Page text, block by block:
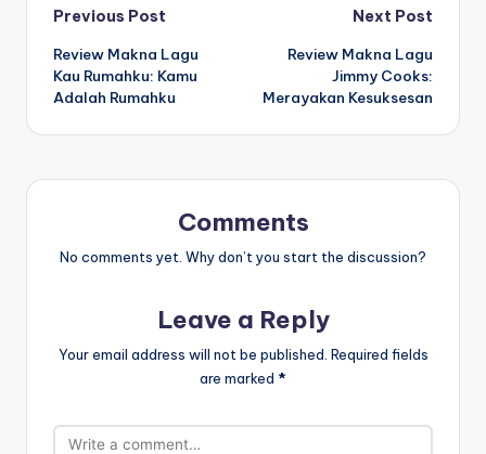
Post
navigation
Previous Post
Review Makna Lagu
Kau Rumahku: Kamu
Adalah Rumahku
Next Post
Review Makna Lagu
Jimmy Cooks:
Merayakan Kesuksesan
Comments
No comments yet. Why don’t you start the discussion?
Leave a Reply
Your email address will not be published. Required fields
are marked *